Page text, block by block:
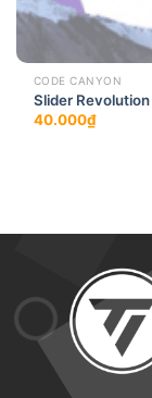
CODE CANYON
Slider
40.000₫